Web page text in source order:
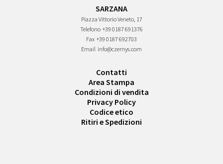
SARZANA
Piazza Vittorio Veneto, 17
Telefono +39 0187 691376
Fax +39 0187 692703
Email info@czernys.com
Contatti
Area Stampa
Condizioni di vendita
Privacy Policy
Codice etico
Ritiri e Spedizioni